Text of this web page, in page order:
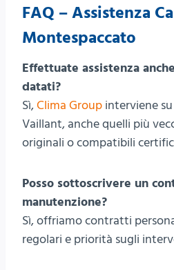
FAQ – Assistenza
Montespaccato
Effettuate assistenza
datati?
Sì,Clima Group interviene
Vaillant, anche quelli più
originali o compatibili
Posso sottoscrivere un
manutenzione?
Sì, offriamo contratti
regolari e priorità sugli